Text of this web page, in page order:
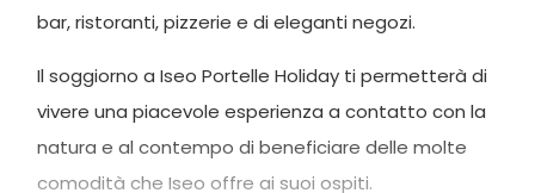
bar, ristoranti, pizzerie e di eleganti negozi.
Il soggiorno a Iseo Portelle Holiday ti permetterà di
vivere una piacevole esperienza a contatto con la
natura e al contempo di beneficiare delle molte
comodità che Iseo offre ai suoi ospiti.